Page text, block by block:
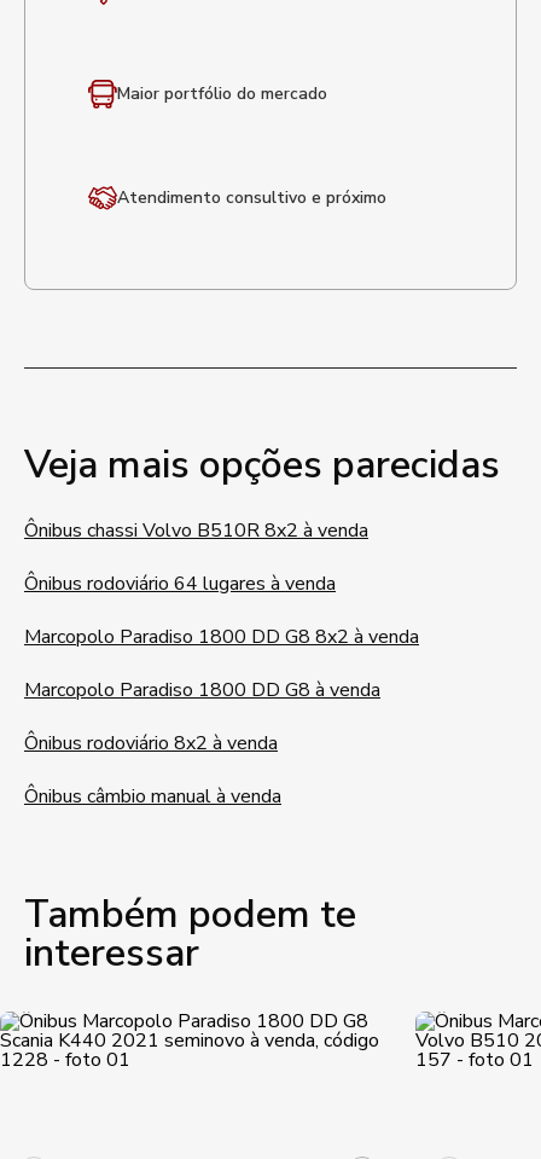
Maior portfólio do mercado
Atendimento consultivo e próximo
Veja mais opções parecidas
Ônibus chassi Volvo B510R 8x2 à venda
Ônibus rodoviário 64 lugares à venda
Marcopolo Paradiso 1800 DD G8 8x2 à venda
Marcopolo Paradiso 1800 DD G8 à venda
Ônibus rodoviário 8x2 à venda
Ônibus câmbio manual à venda
Também podem te
interessar